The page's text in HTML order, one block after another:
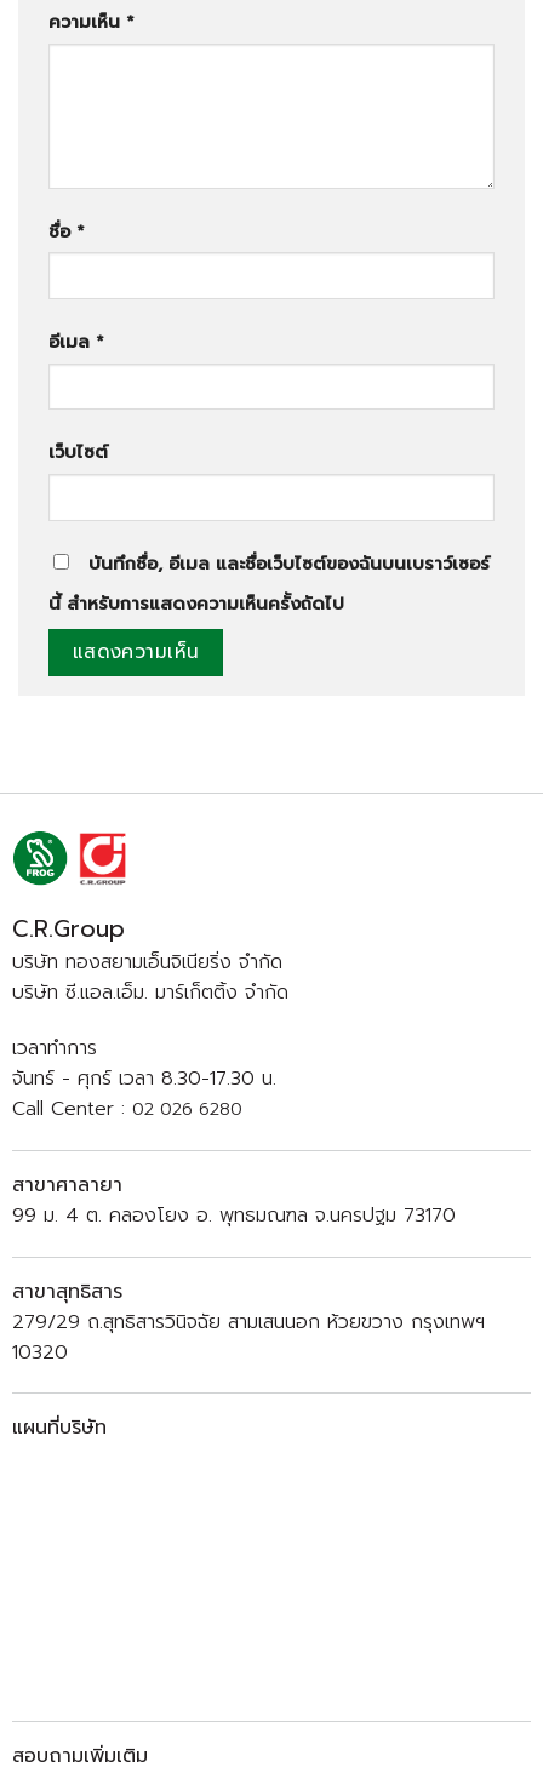
ความเห็น *
ชื่อ *
อีเมล *
เว็บไซต์
บันทึกชื่อ, อีเมล และชื่อเว็บไซต์ของฉันบนเบราว์เซอร์
นี้ สำหรับการแสดงความเห็นครั้งถัดไป
C.R.Group
บริษัท ทองสยามเอ็นจิเนียริ่ง จำกัด
บริษัท ซี.แอล.เอ็ม. มาร์เก็ตติ้ง จำกัด
เวลาทำการ
จันทร์ - ศุกร์ เวลา 8.30-17.30 น.
Call Center : 02 026 6280
สาขาศาลายา
99 ม. 4 ต. คลองโยง อ. พุทธมณฑล จ.นครปฐม 73170
สาขาสุทธิสาร
279/29 ถ.สุทธิสารวินิจฉัย สามเสนนอก ห้วยขวาง กรุงเทพฯ
10320
แผนที่บริษัท
สอบถามเพิ่มเติม